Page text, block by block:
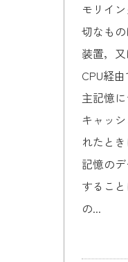
モリイ
切なも
装置，
CPU経
主記憶
キャッ
れたと
記憶の
するこ
の...